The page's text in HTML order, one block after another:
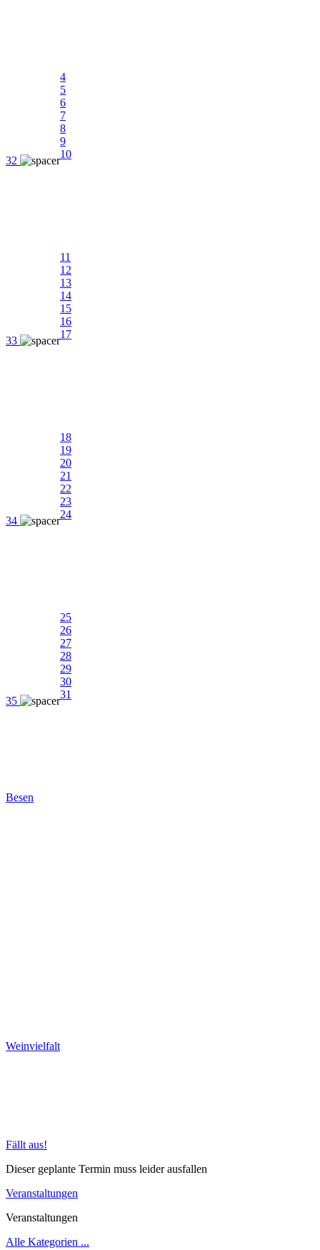
32
4
5
6
7
8
9
10
33
11
12
13
14
15
16
17
34
18
19
20
21
22
23
24
35
25
26
27
28
29
30
31
Besen
Weinvielfalt
Fällt aus!
Dieser geplante Termin muss leider ausfallen
Veranstaltungen
Veranstaltungen
Alle Kategorien ...